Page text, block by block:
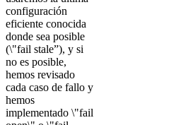
configuración
eficiente conocida
donde sea posible
(\"fail stale”), y si
no es posible,
hemos revisado
cada caso de fallo y
hemos
implementado \"fail